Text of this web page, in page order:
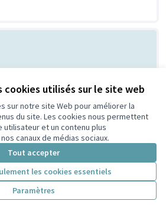
cookies utilisés sur le site web
sur notre site Web pour améliorer la
du site. Les cookies nous permettent
et un contenu plus
canaux de médias sociaux.
Tout accepter
les cookies essentiels
Paramètres
à chien pour la
des enfants au
Non
retenue
citoyen
1